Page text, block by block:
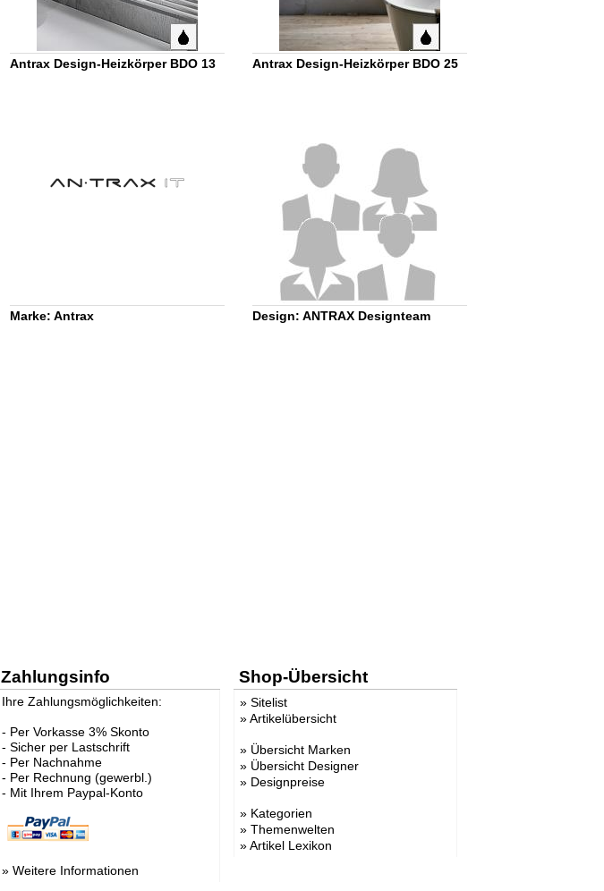
Antrax Design-Heizkörper BDO 13 Antrax Design-Heizkörper BDO 25
Marke: Antrax Design: ANTRAX Designteam
Zahlungsinfo
Ihre Zahlungsmöglichkeiten:
- Per Vorkasse 3% Skonto
- Sicher per Lastschrift
- Per Nachnahme
- Per Rechnung (gewerbl.)
- Mit Ihrem Paypal-Konto
»Weitere Informationen
Shop-Übersicht
» Sitelist
»Artikelübersicht
» Übersicht Marken
» Übersicht Designer
» Designpreise
» Kategorien
» Themenwelten
»Artikel Lexikon